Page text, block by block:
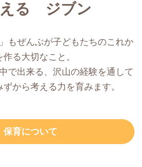
る ジブン
もぜんぶが子どもたちのこれか
作る大切なこと。
で出来る、沢山の経験を通して
から考える力を育みます。
保育について